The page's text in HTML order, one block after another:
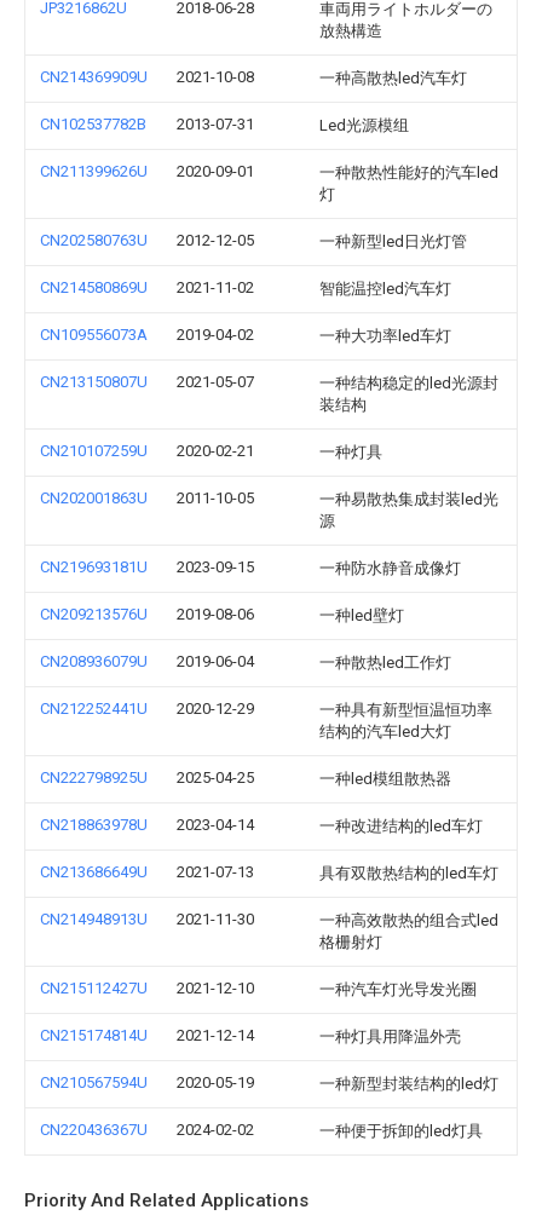
JP3216862U 2018-06-28
車両用ライトホルダーの
放熱構造
CN214369909U 2021-10-08 一种高散热led汽车灯
CN102537782B 2013-07-31 Led光源模组
CN211399626U 2020-09-01
一种散热性能好的汽车led
灯
CN202580763U 2012-12-05 一种新型led日光灯管
CN214580869U 2021-11-02 智能温控led汽车灯
CN109556073A 2019-04-02 一种大功率led车灯
CN213150807U 2021-05-07
一种结构稳定的led光源封
装结构
CN210107259U 2020-02-21 一种灯具
CN202001863U 2011-10-05
一种易散热集成封装led光
源
CN219693181U 2023-09-15 一种防水静音成像灯
CN209213576U 2019-08-06 一种led壁灯
CN208936079U 2019-06-04 一种散热led工作灯
CN212252441U 2020-12-29
一种具有新型恒温恒功率
结构的汽车led大灯
CN222798925U 2025-04-25 一种led模组散热器
CN218863978U 2023-04-14 一种改进结构的led车灯
CN213686649U 2021-07-13 具有双散热结构的led车灯
CN214948913U 2021-11-30
一种高效散热的组合式led
格栅射灯
CN215112427U 2021-12-10 一种汽车灯光导发光圈
CN215174814U 2021-12-14 一种灯具用降温外壳
CN210567594U 2020-05-19 一种新型封装结构的led灯
CN220436367U 2024-02-02 一种便于拆卸的led灯具
Priority And Related Applications